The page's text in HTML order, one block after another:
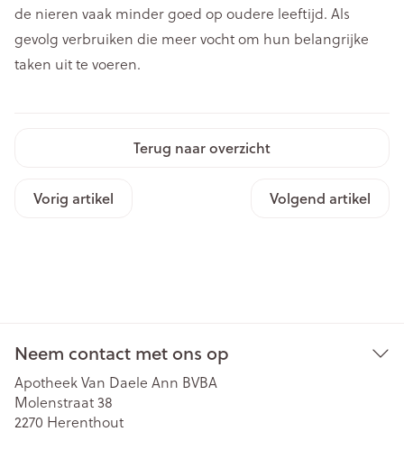
de nieren vaak minder goed op oudere leeftijd. Als
gevolg verbruiken die meer vocht om hun belangrijke
taken uit te voeren.
Terug naar overzicht
Vorig artikel Volgend artikel
Neem contact met ons op
Apotheek Van Daele Ann BVBA
Molenstraat 38
2270 Herenthout